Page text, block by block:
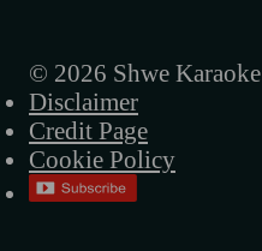
© 2026 Shwe Karaoke
Disclaimer
Credit Page
Cookie Policy